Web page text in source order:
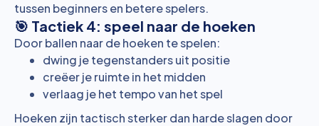
tussen beginners en betere spelers.
🎯 Tactiek 4: speel naar de hoeken
Door ballen naar de hoeken te spelen:
dwing je tegenstanders uit positie
creëer je ruimte in het midden
verlaag je het tempo van het spel
Hoeken zijn tactisch sterker dan harde slagen door